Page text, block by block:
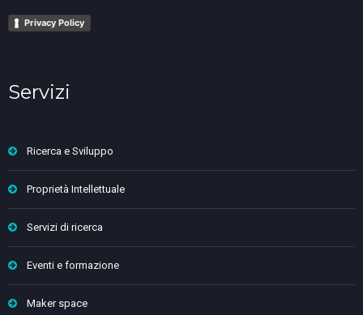
Privacy Policy
Servizi
Ricerca e Sviluppo
Proprietà Intellettuale
Servizi di ricerca
Eventi e formazione
Maker space